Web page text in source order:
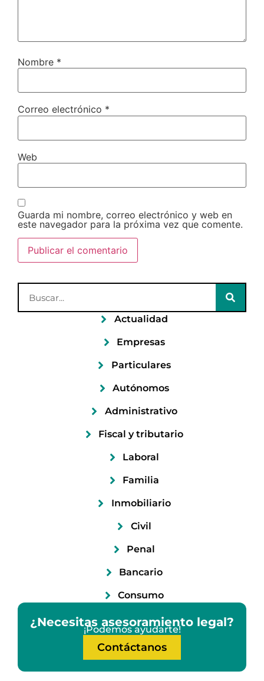
Nombre *
Correo electrónico *
Web
Guarda mi nombre, correo electrónico y web en
este navegador para la próxima vez que comente.
Actualidad
Empresas
Particulares
Autónomos
Administrativo
Fiscal y tributario
Laboral
Familia
Inmobiliario
Civil
Penal
Bancario
Consumo
¿Necesitas asesoramiento legal?
¡Podemos ayudarte!
Contáctanos